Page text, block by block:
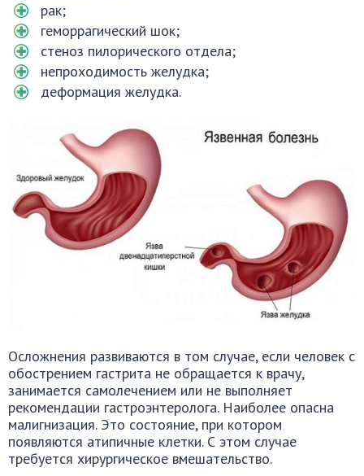
рак;
геморрагический шок;
стеноз пилорического отдела;
непроходимость желудка;
деформация желудка.
Осложнения развиваются в том случае, если человек с
обострением гастрита не обращается к врачу,
занимается самолечением или не выполняет
рекомендации гастроэнтеролога. Наиболее опасна
малигнизация. Это состояние, при котором
появляются атипичные клетки. С этом случае
требуется хирургическое вмешательство.